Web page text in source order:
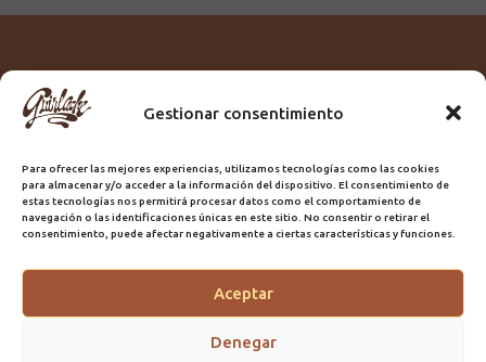
Gestionar consentimiento
Para ofrecer las mejores experiencias, utilizamos tecnologías como las cookies
para almacenar y/o acceder a la información del dispositivo. El consentimiento de
estas tecnologías nos permitirá procesar datos como el comportamiento de
navegación o las identificaciones únicas en este sitio. No consentir o retirar el
consentimiento, puede afectar negativamente a ciertas características y funciones.
Aceptar
Denegar
Titular: ROME GUIRLACHE SL.
Domicilio:Calle Triana, 68
Ciudad:Las Palmas de Gran Canaria
Registro Sanitario:GC/20/PH/7192